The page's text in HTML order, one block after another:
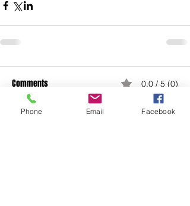
Comments 0.0 / 5 (0)
Phone Email Facebook